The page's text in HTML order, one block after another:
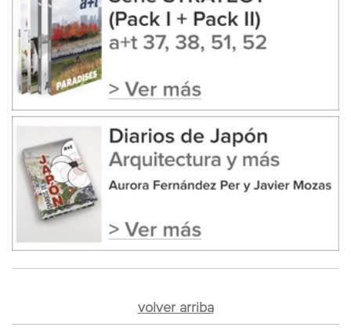
volver arriba